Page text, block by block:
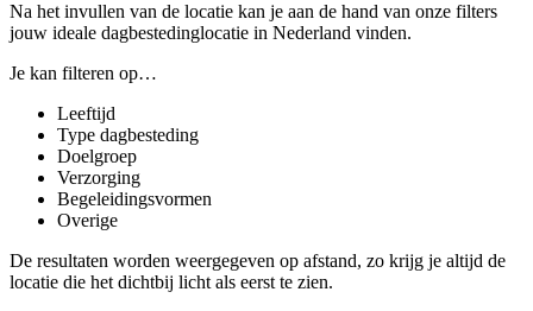
Na het invullen van de locatie kan je aan de hand van onze filters
jouw ideale dagbestedinglocatie in Nederland vinden.
Je kan filteren op…
Leeftijd
Type dagbesteding
Doelgroep
Verzorging
Begeleidingsvormen
Overige
De resultaten worden weergegeven op afstand, zo krijg je altijd de
locatie die het dichtbij licht als eerst te zien.